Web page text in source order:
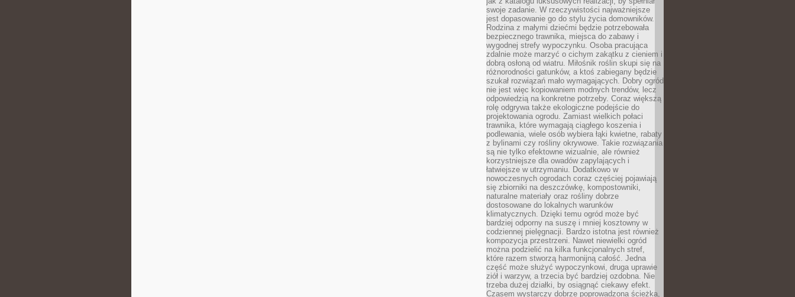
swoje zadanie. W rzeczywistości najważniejsze
jest dopasowanie go do stylu życia domowników.
Rodzina z małymi dziećmi będzie potrzebowała
bezpiecznego trawnika, miejsca do zabawy i
wygodnej strefy wypoczynku. Osoba pracująca
zdalnie może marzyć o cichym zakątku z cieniem i
dobrą osłoną od wiatru. Miłośnik roślin skupi się na
różnorodności gatunków, a ktoś zabiegany będzie
szukał rozwiązań mało wymagających. Dobry ogród
nie jest więc kopiowaniem modnych trendów, lecz
odpowiedzią na konkretne potrzeby. Coraz większą
rolę odgrywa także ekologiczne podejście do
projektowania ogrodu. Zamiast wielkich połaci
trawnika, które wymagają ciągłego koszenia i
podlewania, wiele osób wybiera łąki kwietne, rabaty
z bylinami czy rośliny okrywowe. Takie rozwiązania
są nie tylko efektowne wizualnie, ale również
korzystniejsze dla owadów zapylających i
łatwiejsze w utrzymaniu. Dodatkowo w
nowoczesnych ogrodach coraz częściej pojawiają
się zbiorniki na deszczówkę, kompostowniki,
naturalne materiały oraz rośliny dobrze
dostosowane do lokalnych warunków
klimatycznych. Dzięki temu ogród może być
bardziej odporny na suszę i mniej kosztowny w
codziennej pielęgnacji. Bardzo istotna jest również
kompozycja przestrzeni. Nawet niewielki ogród
można podzielić na kilka funkcjonalnych stref,
które razem stworzą harmonijną całość. Jedna
część może służyć wypoczynkowi, druga uprawie
ziół i warzyw, a trzecia być bardziej ozdobna. Nie
trzeba dużej działki, by osiągnąć ciekawy efekt.
Czasem wystarczy dobrze poprowadzona ścieżka,